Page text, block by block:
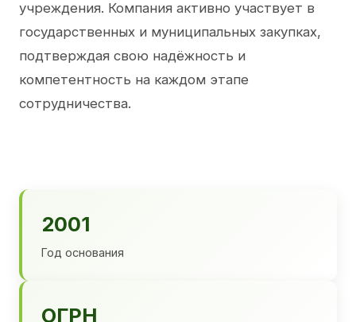
учреждения. Компания активно участвует в
государственных и муниципальных закупках,
подтверждая свою надёжность и
компетентность на каждом этапе
сотрудничества.
2001
Год основания
ОГРН